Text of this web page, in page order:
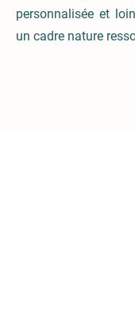
personnalisée et
un cadre nature